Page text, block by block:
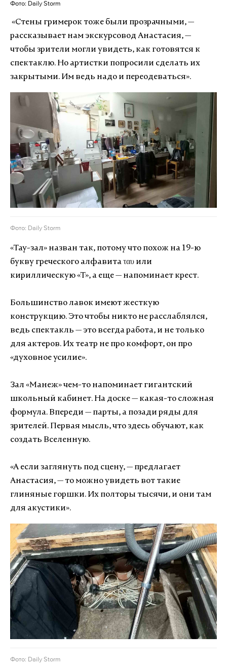
Фото: Daily Storm
«Стены гримерок тоже были прозрачными, —
рассказывает нам экскурсовод Анастасия, —
чтобы зрители могли увидеть, как готовятся к
спектаклю. Но артистки попросили сделать их
закрытыми. Им ведь надо и переодеваться».
Фото: Daily Storm
«Тау-зал» назван так, потому что похож на 19-ю
букву греческого алфавитаταυ или
кириллическую «Т», а еще — напоминает крест.
Большинство лавок имеют жесткую
конструкцию. Это чтобы никто не расслаблялся,
ведь спектакль — это всегда работа, и не только
для актеров. Их театр не про комфорт, он про
«духовное усилие».
Зал «Манеж» чем-то напоминает гигантский
школьный кабинет. На доске — какая-то сложная
формула. Впереди — парты, а позади ряды для
зрителей. Первая мысль, что здесь обучают, как
создать Вселенную.
«А если заглянуть под сцену, — предлагает
Анастасия, — то можно увидеть вот такие
глиняные горшки. Их полторы тысячи, и они там
для акустики».
Фото: Daily Storm